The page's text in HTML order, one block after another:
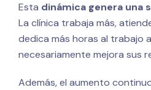
Esta dinámica genera una
La clínica trabaja más,
dedica más horas al trabajo
necesariamente mejora sus
Además, el aumento